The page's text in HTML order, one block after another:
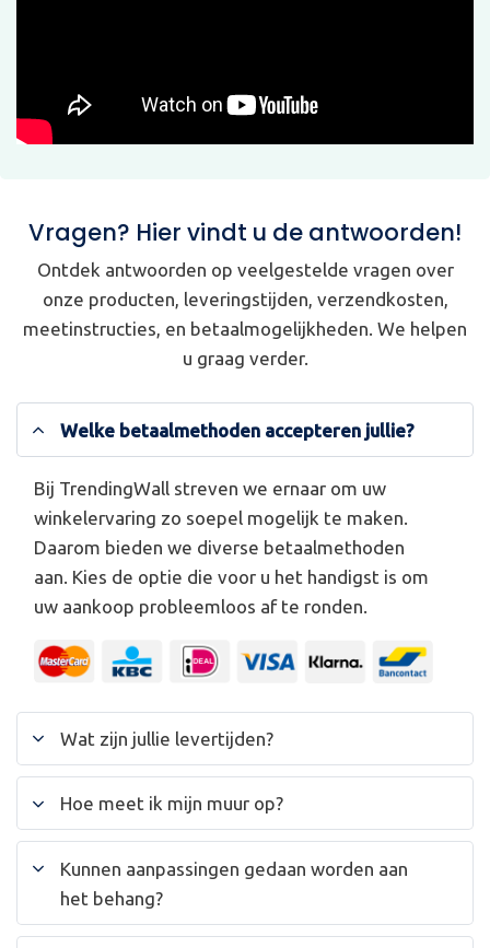
Vragen? Hier vindt u de antwoorden!
Ontdek antwoorden op veelgestelde vragen over
onze producten, leveringstijden, verzendkosten,
meetinstructies, en betaalmogelijkheden. We helpen
u graag verder.
Welke betaalmethoden accepteren jullie?
Bij TrendingWall streven we ernaar om uw
winkelervaring zo soepel mogelijk te maken.
Daarom bieden we diverse betaalmethoden
aan. Kies de optie die voor u het handigst is om
uw aankoop probleemloos af te ronden.
Wat zijn jullie levertijden?
Hoe meet ik mijn muur op?
Kunnen aanpassingen gedaan worden aan
het behang?